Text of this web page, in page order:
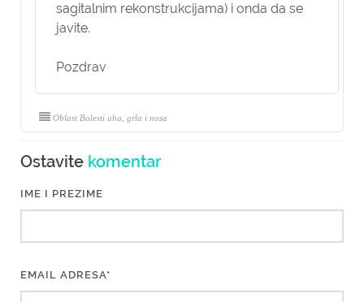
sagitalnim rekonstrukcijama) i onda da se
javite.
Pozdrav
Oblast Bolesti uha, grla i nosa
Ostavite komentar
IME I PREZIME
EMAIL ADRESA*